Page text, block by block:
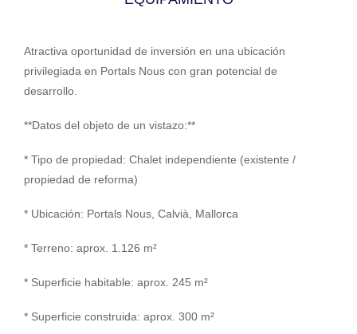
Atractiva oportunidad de inversión en una ubicación
privilegiada en Portals Nous con gran potencial de
desarrollo.
**Datos del objeto de un vistazo:**
* Tipo de propiedad: Chalet independiente (existente /
propiedad de reforma)
* Ubicación: Portals Nous, Calvià, Mallorca
* Terreno: aprox. 1.126 m²
* Superficie habitable: aprox. 245 m²
* Superficie construida: aprox. 300 m²